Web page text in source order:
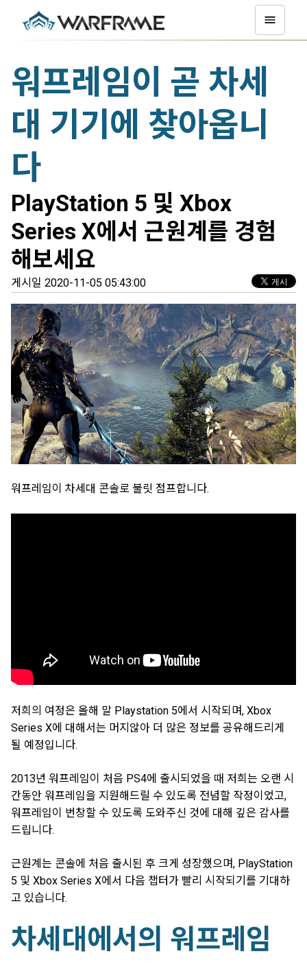
워프레임이 곧 차세
대 기기에 찾아옵니
다
PlayStation 5 및 Xbox
Series X에서 근원계를 경험
해보세요
게시일 2020-11-05 05:43:00
워프레임이 차세대 콘솔로 불릿 점프합니다.
저희의 여정은 올해 말 Playstation 5에서 시작되며, Xbox
Series X에 대해서는 머지않아 더 많은 정보를 공유해드리게
될 예정입니다.
2013년 워프레임이 처음 PS4에 출시되었을 때 저희는 오랜 시
간동안 워프레임을 지원해드릴 수 있도록 전념할 작정이었고,
워프레임이 번창할 수 있도록 도와주신 것에 대해 깊은 감사를
드립니다.
근원계는 콘솔에 처음 출시된 후 크게 성장했으며, PlayStation
5 및 Xbox Series X에서 다음 챕터가 빨리 시작되기를 기대하
고 있습니다.
차세대에서의 워프레임